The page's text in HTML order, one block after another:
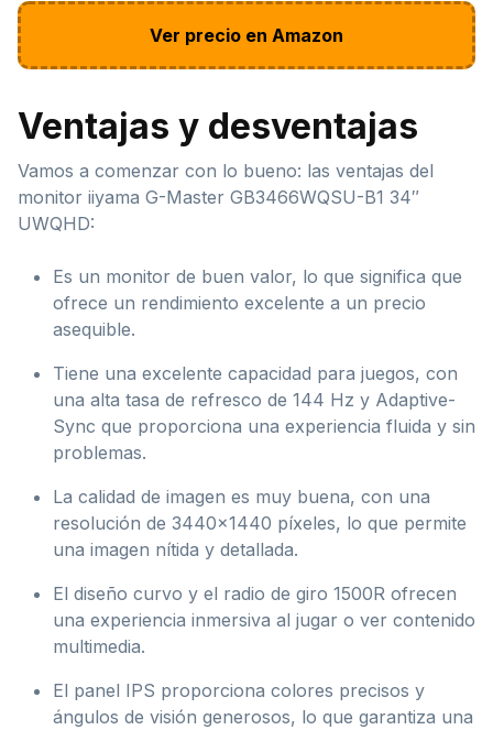
Ver precio en Amazon
Ventajas y desventajas
Vamos a comenzar con lo bueno: las ventajas del
monitor iiyama G-Master GB3466WQSU-B1 34″
UWQHD:
Es un monitor de buen valor, lo que significa que
ofrece un rendimiento excelente a un precio
asequible.
Tiene una excelente capacidad para juegos, con
una alta tasa de refresco de 144 Hz y Adaptive-
Sync que proporciona una experiencia fluida y sin
problemas.
La calidad de imagen es muy buena, con una
resolución de 3440×1440 píxeles, lo que permite
una imagen nítida y detallada.
El diseño curvo y el radio de giro 1500R ofrecen
una experiencia inmersiva al jugar o ver contenido
multimedia.
El panel IPS proporciona colores precisos y
ángulos de visión generosos, lo que garantiza una